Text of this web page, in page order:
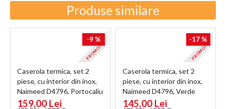
Produse similare
PROMOTIE
-9 %
Caserola termica, set 2
piese, cu interior din inox,
Naimeed D4796, Portocaliu
159,00 Lei
PROMOTIE
-17 %
Caserola termica, set 2
piese, cu interior din inox,
Naimeed D4796, Verde
145,00 Lei